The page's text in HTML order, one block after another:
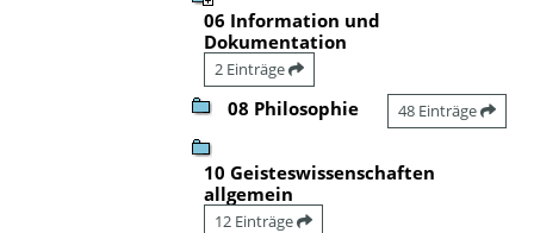
06 Information und
Dokumentation
2 Einträge
08 Philosophie 48 Einträge
10 Geisteswissenschaften
allgemein
12 Einträge